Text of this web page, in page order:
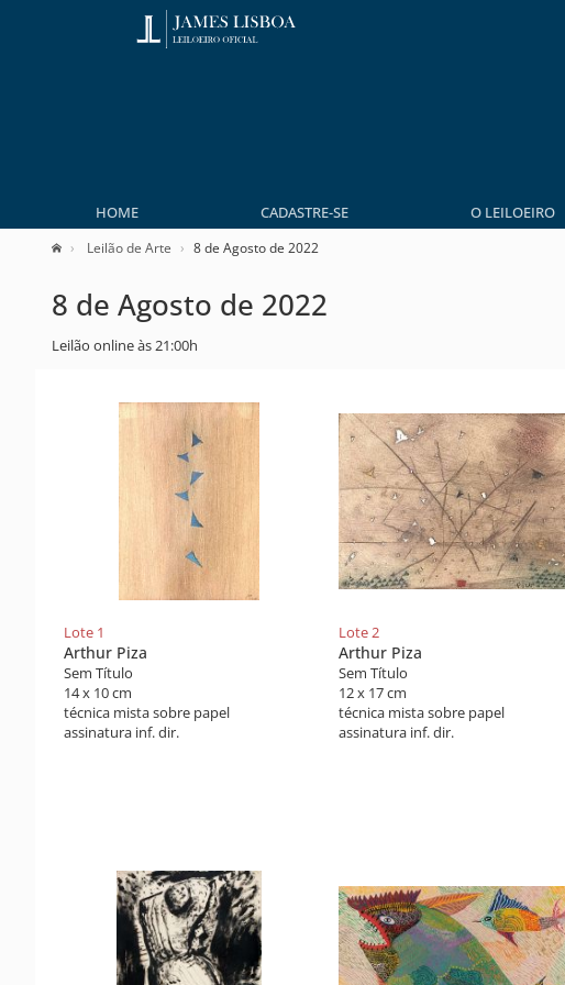
HOME CADASTRE-SE O LEILOEIRO
Leilão de Arte 8 de Agosto de 2022
8 de Agosto de 2022
Leilão online às 21:00h
Lote 1
Arthur Piza
Sem Título
14 x 10 cm
técnica mista sobre papel
assinatura inf. dir.
Lote 2
Arthur Piza
Sem Título
12 x 17 cm
técnica mista sobre papel
assinatura inf. dir.